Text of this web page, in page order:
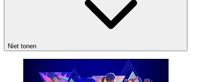
Niet tonen